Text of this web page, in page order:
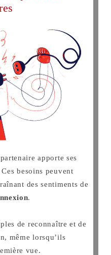
apporte ses
Ces besoins peuvent
des sentiments de
.
de reconnaître et de
même lorsqu’ils
vue.